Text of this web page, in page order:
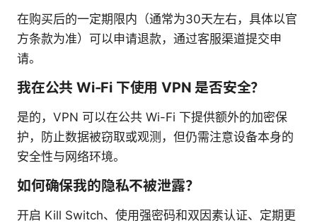
在购买后的一定期限内（通常为30天左右，具体以官
方条款为准）可以申请退款，通过客服渠道提交申
请。
我在公共 Wi-Fi 下使用 VPN 是否安全？
是的，VPN 可以在公共 Wi-Fi 下提供额外的加密保
护，防止数据被窃取或观测，但仍需注意设备本身的
安全性与网络环境。
如何确保我的隐私不被泄露？
开启 Kill Switch、使用强密码和双因素认证、定期更